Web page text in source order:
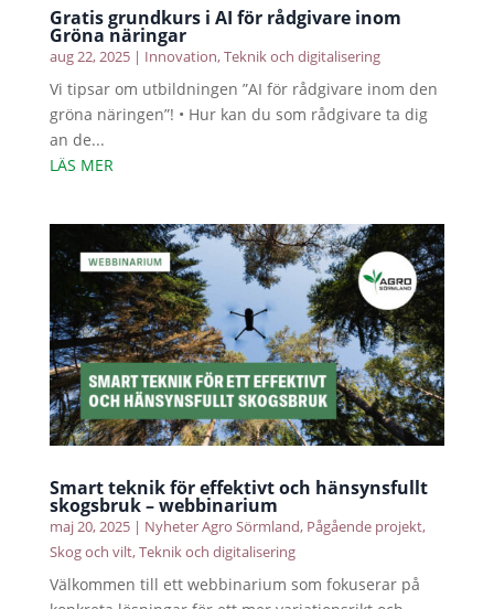
Gratis grundkurs i AI för rådgivare inom
Gröna näringar
aug 22, 2025| Innovation,Teknik och digitalisering
Vi tipsar om utbildningen ”AI för rådgivare inom den
gröna näringen”! • Hur kan du som rådgivare ta dig
an de...
LÄS MER
Smart teknik för effektivt och hänsynsfullt
skogsbruk – webbinarium
maj 20, 2025| Nyheter Agro Sörmland, Pågående projekt,
Skog och vilt,Teknik och digitalisering
Välkommen till ett webbinarium som fokuserar på